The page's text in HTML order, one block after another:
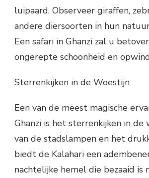
luipaard. Observeer giraffen,
andere diersoorten in hun
Een safari in Ghanzi zal u
ongerepte schoonheid en
Sterrenkijken in de Woestijn
Een van de meest magische
Ghanzi is het sterrenkijken in de
van de stadslampen en het
biedt de Kalahari een
nachtelijke hemel die bezaaid